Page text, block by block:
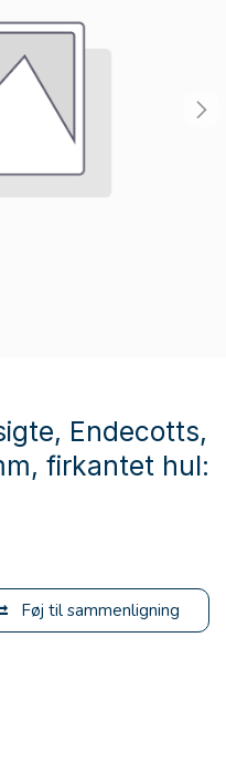
Endecotts,
firkantet hul:
Føj til sammenligning